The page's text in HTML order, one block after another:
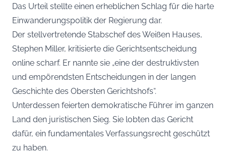
Das Urteil stellte einen erheblichen Schlag für die harte
Einwanderungspolitik der Regierung dar.
Der stellvertretende Stabschef des Weißen Hauses,
Stephen Miller, kritisierte die Gerichtsentscheidung
online scharf. Er nannte sie „eine der destruktivsten
und empörendsten Entscheidungen in der langen
Geschichte des Obersten Gerichtshofs“.
Unterdessen feierten demokratische Führer im ganzen
Land den juristischen Sieg. Sie lobten das Gericht
dafür, ein fundamentales Verfassungsrecht geschützt
zu haben.